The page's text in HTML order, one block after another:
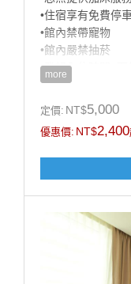
•住宿享有免費停
•館內禁帶寵物
•館內嚴禁抽菸
•登記入住時間: 下
•商務合約價不適
07-5721818
•為響應環保及配
不再提供一次性備
* Panasonic吹風機
* 全區無線上網
* 國內外多頻道電
more
定價: NT$5,000
優惠價: NT$2,400